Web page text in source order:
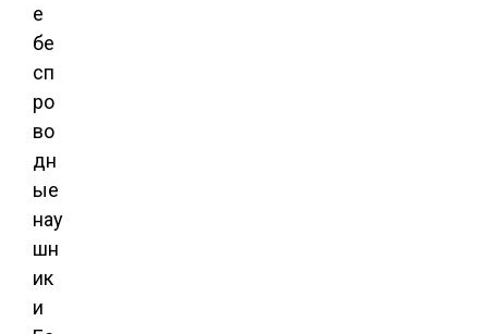
е
бе
сп
ро
во
дн
ые
нау
шн
ик
и